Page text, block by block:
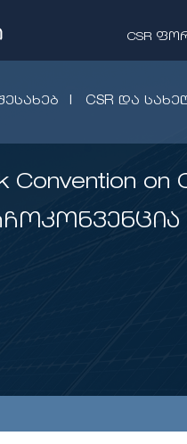
CSR
| CSR ᲓᲐ
Convention on